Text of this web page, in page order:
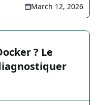
March 12, 2026
? Le